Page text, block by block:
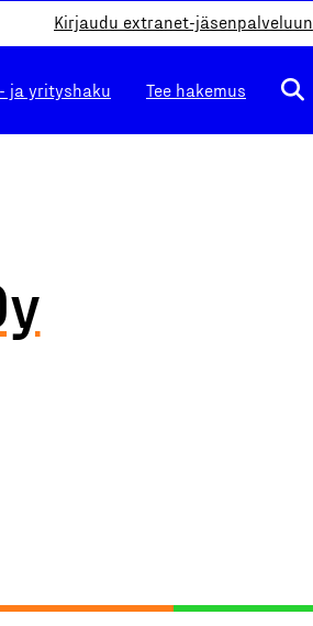
Kirjaudu extranet-jäsenpalveluun
ja yrityshaku Tee hakemus